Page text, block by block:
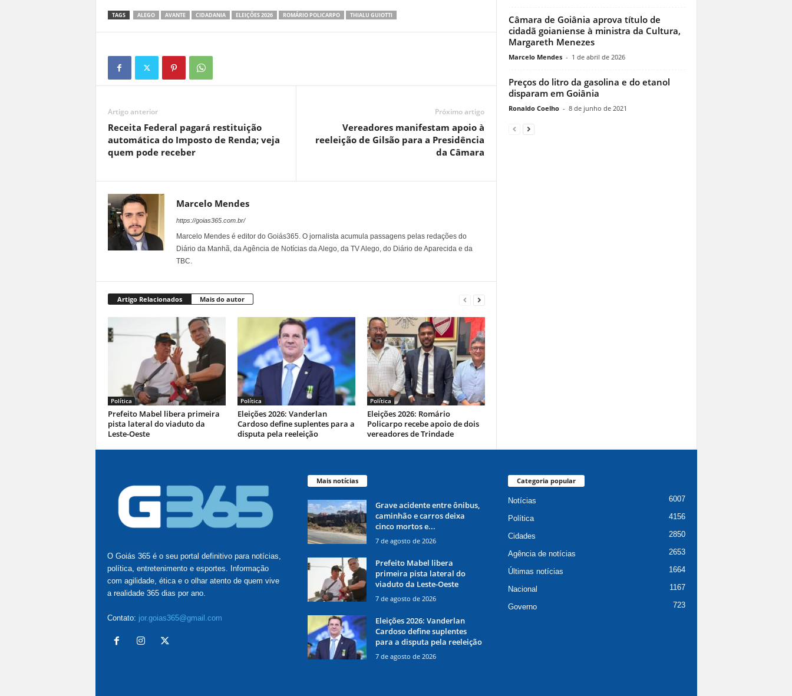
TAGS ALEGO AVANTE CIDADANIA ELEIÇÕES 2026 ROMÁRIO POLICARPO THIALU GUIOTTI
Artigo anterior
Receita Federal pagará restituição
automática do Imposto de Renda; veja
quem pode receber
Próximo artigo
Vereadores manifestam apoio à
reeleição de Gilsão para a Presidência
da Câmara
Marcelo Mendes
https://goias365.com.br/
Marcelo Mendes é editor do Goiás365. O jornalista acumula passagens pelas redações do
Diário da Manhã, da Agência de Notícias da Alego, da TV Alego, do Diário de Aparecida e da
TBC.
Artigo Relacionados Mais do autor
Política
Prefeito Mabel libera primeira
pista lateral do viaduto da
Leste-Oeste
Política
Eleições 2026: Vanderlan
Cardoso define suplentes para a
disputa pela reeleição
Política
Eleições 2026: Romário
Policarpo recebe apoio de dois
vereadores de Trindade
Câmara de Goiânia aprova título de
cidadã goianiense à ministra da Cultura,
Margareth Menezes
Marcelo Mendes - 1 de abril de 2026
Preços do litro da gasolina e do etanol
disparam em Goiânia
Ronaldo Coelho - 8 de junho de 2021
O Goiás 365 é o seu portal definitivo para notícias,
política, entretenimento e esportes. Informação
com agilidade, ética e o olhar atento de quem vive
a realidade 365 dias por ano.
Contato: jor.goias365@gmail.com
Mais notícias
Grave acidente entre ônibus,
caminhão e carros deixa
cinco mortos e...
7 de agosto de 2026
Prefeito Mabel libera
primeira pista lateral do
viaduto da Leste-Oeste
7 de agosto de 2026
Eleições 2026: Vanderlan
Cardoso define suplentes
para a disputa pela reeleição
7 de agosto de 2026
Categoria popular
Notícias 6007
Política 4156
Cidades 2850
Agência de notícias 2653
Últimas notícias 1664
Nacional 1167
Governo 723